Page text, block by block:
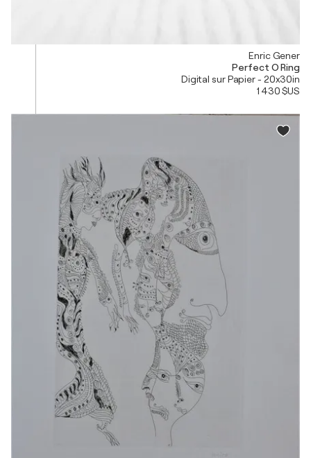
Enric Gener
Perfect O Ring
Digital sur Papier - 20x30in
1 430 $US